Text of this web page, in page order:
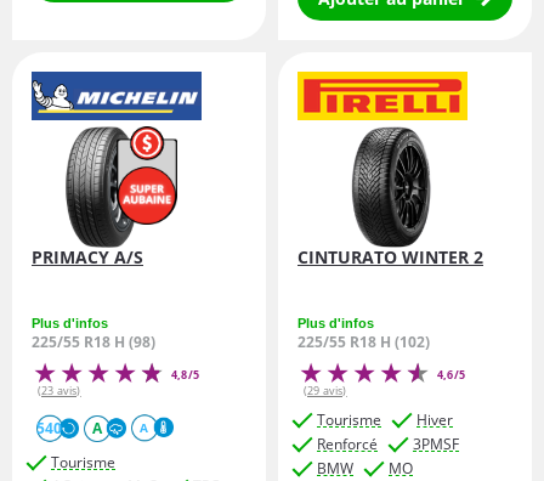
PRIMACY A/S
Plus d'infos
225/55 R18 H (98)
4,8/5
(23 avis)
540 A A
Tourisme
CINTURATO WINTER 2
Plus d'infos
225/55 R18 H (102)
4,6/5
(29 avis)
Tourisme
Hiver
Renforcé
3PMSF
BMW
MO